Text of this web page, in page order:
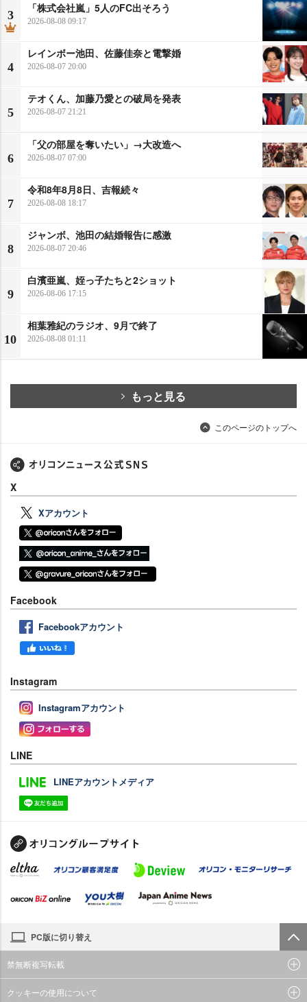
3
「株式会社嵐」5人のFC出そろう
2026-08-08 09:17
4
レインボー池田、佐藤佳奈と電撃婚
2026-08-07 20:00
5
テオくん、加藤乃愛との破局を発表
2026-08-07 21:21
6
「父の部屋を奪いたい」→大改造へ
2026-08-07 07:00
7
令和8年8月8日、吉報続々
2026-08-08 18:17
8
ジャンボ、池田の結婚報告に感激
2026-08-07 20:46
9
白濱亜嵐、姪っ子たちと2ショット
2026-08-06 17:15
10
相葉雅紀のラジオ、9月で終了
2026-08-08 01:11
もっと見る
このページのトップへ
X
Xアカウント
Facebook
Facebookアカウント
Instagram
Instagramアカウント
LINE
LINEアカウントメディア
PC版に切り替え
禁無断複写転載
クッキーの使用について